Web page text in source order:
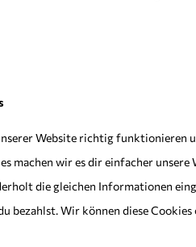
Website richtig funktionieren
machen wir es dir einfacher unsere
die gleichen Informationen
bezahlst. Wir können diese